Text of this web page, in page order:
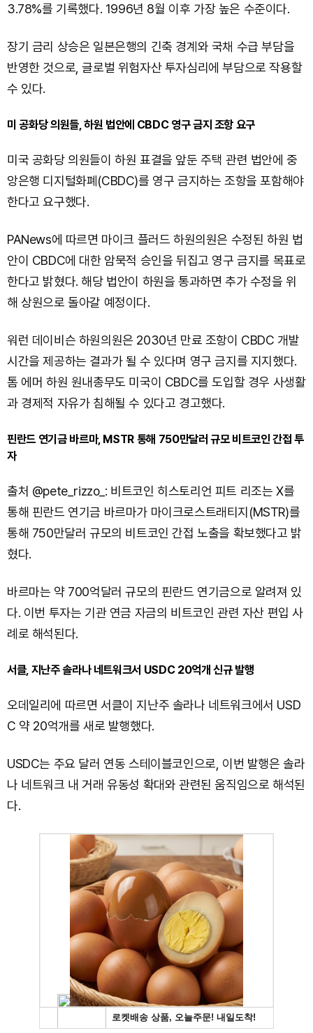
3.78%를 기록했다. 1996년 8월 이후 가장 높은 수준이다.
장기 금리 상승은 일본은행의 긴축 경계와 국채 수급 부담을
반영한 것으로, 글로벌 위험자산 투자심리에 부담으로 작용할
수 있다.
미 공화당 의원들, 하원 법안에 CBDC 영구 금지 조항 요구
미국 공화당 의원들이 하원 표결을 앞둔 주택 관련 법안에 중
앙은행 디지털화폐(CBDC)를 영구 금지하는 조항을 포함해야
한다고 요구했다.
PANews에 따르면 마이크 플러드 하원의원은 수정된 하원 법
안이 CBDC에 대한 암묵적 승인을 뒤집고 영구 금지를 목표로
한다고 밝혔다. 해당 법안이 하원을 통과하면 추가 수정을 위
해 상원으로 돌아갈 예정이다.
워런 데이비슨 하원의원은 2030년 만료 조항이 CBDC 개발
시간을 제공하는 결과가 될 수 있다며 영구 금지를 지지했다.
톰 에머 하원 원내총무도 미국이 CBDC를 도입할 경우 사생활
과 경제적 자유가 침해될 수 있다고 경고했다.
핀란드 연기금 바르마, MSTR 통해 750만달러 규모 비트코인 간접 투
자
출처 @pete_rizzo_: 비트코인 히스토리언 피트 리조는 X를
통해 핀란드 연기금 바르마가 마이크로스트래티지(MSTR)를
통해 750만달러 규모의 비트코인 간접 노출을 확보했다고 밝
혔다.
바르마는 약 700억달러 규모의 핀란드 연기금으로 알려져 있
다. 이번 투자는 기관 연금 자금의 비트코인 관련 자산 편입 사
례로 해석된다.
서클, 지난주 솔라나 네트워크서 USDC 20억개 신규 발행
오데일리에 따르면 서클이 지난주 솔라나 네트워크에서 USD
C 약 20억개를 새로 발행했다.
USDC는 주요 달러 연동 스테이블코인으로, 이번 발행은 솔라
나 네트워크 내 거래 유동성 확대와 관련된 움직임으로 해석된
다.